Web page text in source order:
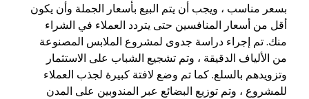
بسعر مناسب ، ويجب أن يتم البيع بأسعار الجملة وأن يكون
أقل من أسعار المنافسين حتى يتردد العملاء في الشراء
منك. تم إجراء دراسة جدوى لمشروع الملابس المصنوعة
من الألياف الدقيقة ، وتم تشجيع الشباب على الاستثمار
وتزويدهم بالسلع. كما تم وضع لافتة كبيرة لجذب العملاء
للمشروع ، وتم توزيع البضائع عبر المندوبين على المدن